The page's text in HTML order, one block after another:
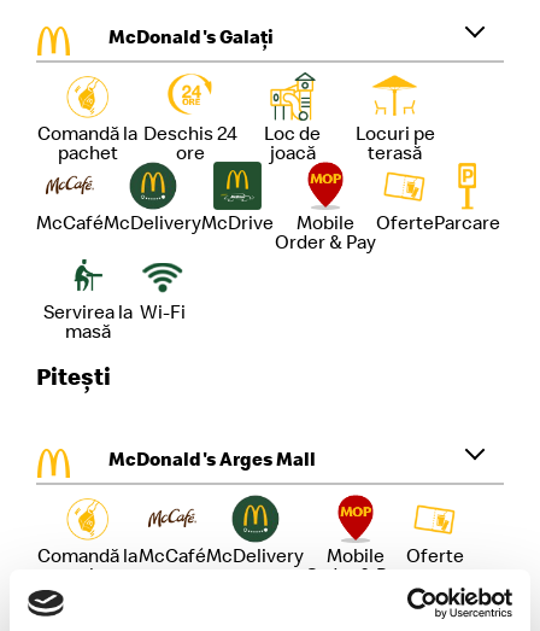
McDonald's Galați
Comandă la
pachet
Deschis 24
ore
Loc de
joacă
Locuri pe
terasă
McCaféMcDeliveryMcDrive
Mobile
Order & Pay
OferteParcare
Servirea la
masă
Wi-Fi
Pitești
McDonald's Arges Mall
Comandă la
pachet
McCaféMcDelivery
Mobile
Order & Pay
Oferte